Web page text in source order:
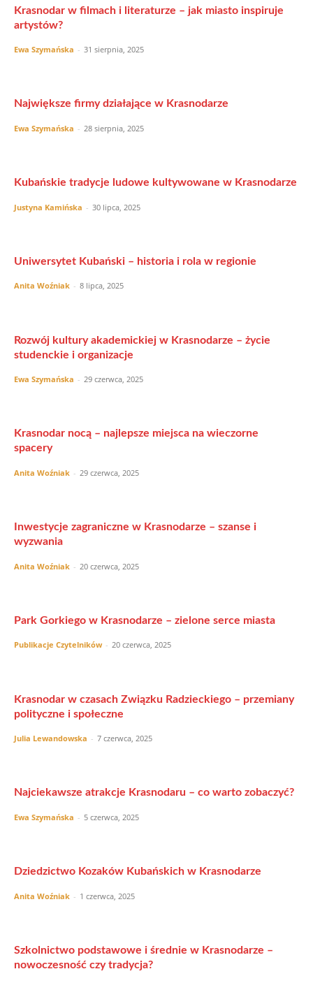
Krasnodar w filmach i literaturze – jak miasto inspiruje
artystów?
Ewa Szymańska - 31 sierpnia, 2025
Największe firmy działające w Krasnodarze
Ewa Szymańska - 28 sierpnia, 2025
Kubańskie tradycje ludowe kultywowane w Krasnodarze
Justyna Kamińska - 30 lipca, 2025
Uniwersytet Kubański – historia i rola w regionie
Anita Woźniak - 8 lipca, 2025
Rozwój kultury akademickiej w Krasnodarze – życie
studenckie i organizacje
Ewa Szymańska - 29 czerwca, 2025
Krasnodar nocą – najlepsze miejsca na wieczorne
spacery
Anita Woźniak - 29 czerwca, 2025
Inwestycje zagraniczne w Krasnodarze – szanse i
wyzwania
Anita Woźniak - 20 czerwca, 2025
Park Gorkiego w Krasnodarze – zielone serce miasta
Publikacje Czytelników - 20 czerwca, 2025
Krasnodar w czasach Związku Radzieckiego – przemiany
polityczne i społeczne
Julia Lewandowska - 7 czerwca, 2025
Najciekawsze atrakcje Krasnodaru – co warto zobaczyć?
Ewa Szymańska - 5 czerwca, 2025
Dziedzictwo Kozaków Kubańskich w Krasnodarze
Anita Woźniak - 1 czerwca, 2025
Szkolnictwo podstawowe i średnie w Krasnodarze –
nowoczesność czy tradycja?